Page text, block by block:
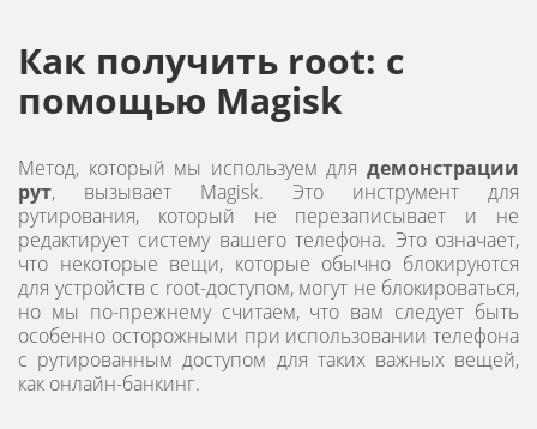
Как получить root: с
помощью Magisk
Метод, который мы используем для демонстрации
рут, вызывает Magisk. Это инструмент для
рутирования, который не перезаписывает и не
редактирует систему вашего телефона. Это означает,
что некоторые вещи, которые обычно блокируются
для устройств с root-доступом, могут не блокироваться,
но мы по-прежнему считаем, что вам следует быть
особенно осторожными при использовании телефона
с рутированным доступом для таких важных вещей,
как онлайн-банкинг.